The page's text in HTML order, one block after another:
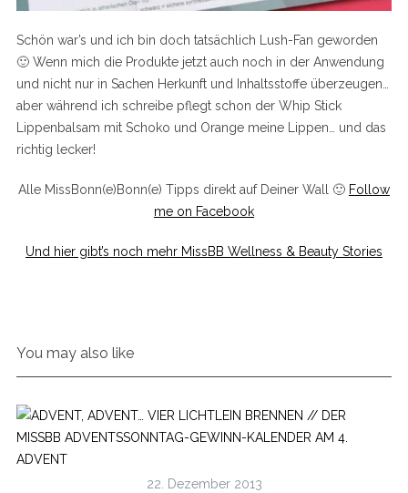
Schön war’s und ich bin doch tatsächlich Lush-Fan geworden
🙂 Wenn mich die Produkte jetzt auch noch in der Anwendung
und nicht nur in Sachen Herkunft und Inhaltsstoffe überzeugen…
aber während ich schreibe pflegt schon der Whip Stick
Lippenbalsam mit Schoko und Orange meine Lippen… und das
richtig lecker!
Alle MissBonn(e)Bonn(e) Tipps direkt auf Deiner Wall 🙂 Follow
me on Facebook
Und hier gibt’s noch mehr MissBB Wellness & Beauty Stories
You may also like
22. Dezember 2013